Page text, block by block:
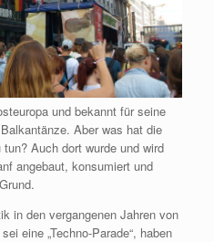
und bekannt für seine
Aber was hat die
Auch dort wurde und wird
angebaut, konsumiert und
in den vergangenen Jahren von
eine „Techno-Parade“, haben